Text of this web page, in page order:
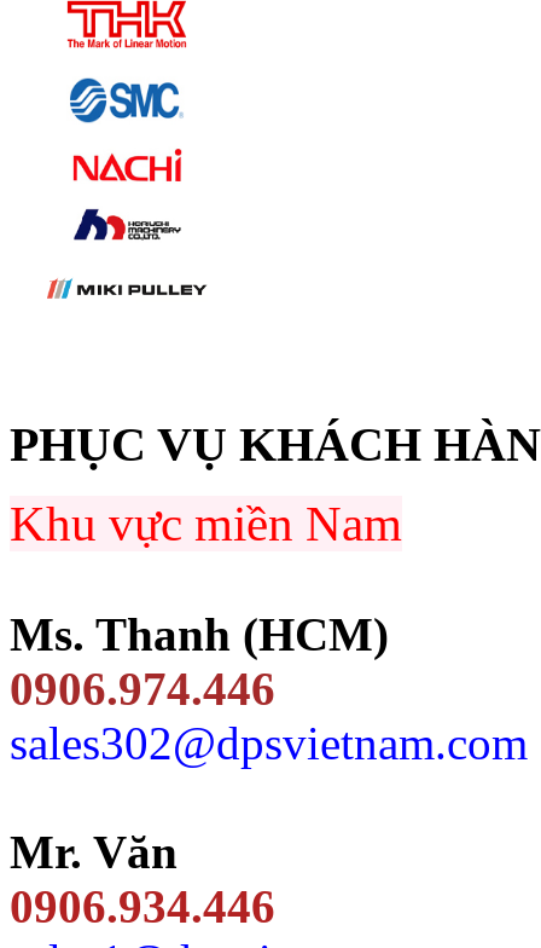
PHỤC VỤ KHÁCH
Khu vực miền Nam
Ms. Thanh (HCM)
0906.974.446
sales302@dpsvietnam.com
Mr. Văn
0906.934.446